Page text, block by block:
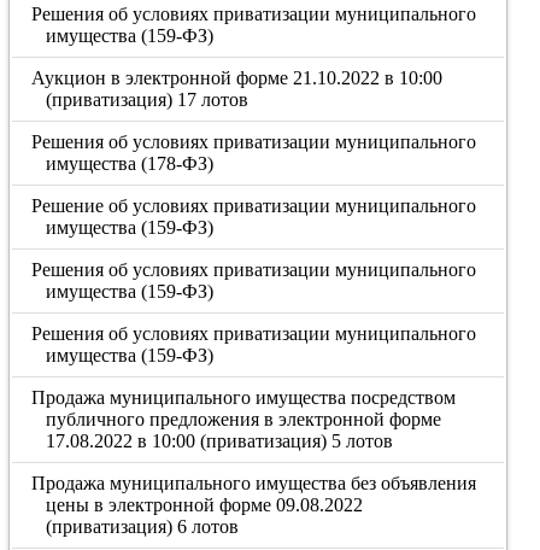
Решения об условиях приватизации муниципального
имущества (159-ФЗ)
Аукцион в электронной форме 21.10.2022 в 10:00
(приватизация) 17 лотов
Решения об условиях приватизации муниципального
имущества (178-ФЗ)
Решение об условиях приватизации муниципального
имущества (159-ФЗ)
Решения об условиях приватизации муниципального
имущества (159-ФЗ)
Решения об условиях приватизации муниципального
имущества (159-ФЗ)
Продажа муниципального имущества посредством
публичного предложения в электронной форме
17.08.2022 в 10:00 (приватизация) 5 лотов
Продажа муниципального имущества без объявления
цены в электронной форме 09.08.2022
(приватизация) 6 лотов